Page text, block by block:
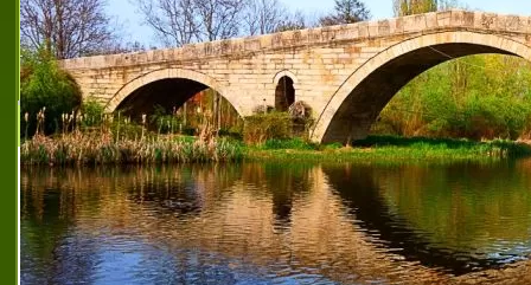
Риал Дрийм ЕООД
Риал Дрийм ЕООД, със седалище в гр.
Смолян, е една от утвърдените агенции за
недвижима собственост в страната. С
дългогодишен опит и професионален
подход, компанията е изградила
репутация на надежден